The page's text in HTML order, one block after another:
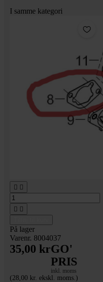
I samme kategori
 
 
På lager
Varenr. 8004037
35,00 krGO'
PRIS
inkl. moms
(28,00 kr. ekskl. moms.)